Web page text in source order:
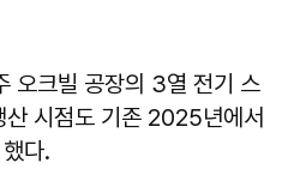
오크빌 공장의 3열 전기 스
시점도 기존 2025년에서
다.